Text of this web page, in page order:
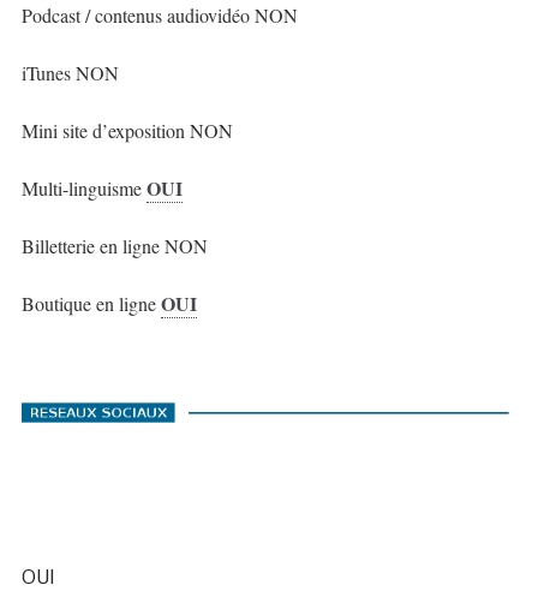
Podcast / contenus audiovidéo NON
iTunes NON
Mini site d’exposition NON
Multi-linguismeOUI
Billetterie en ligne NON
Boutique en ligneOUI
OUI